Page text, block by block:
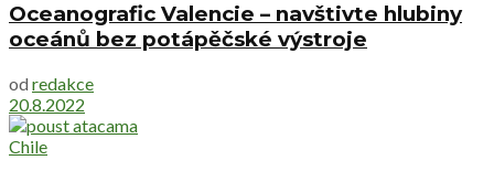
Oceanografic Valencie – navštivte hlubiny
oceánů bez potápěčské výstroje
od redakce
20.8.2022
Chile